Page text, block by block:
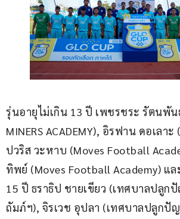
รุ่นอายุไม่เกิน 13 ปี เพชรชระ รัตนพัน
MINERS ACADEMY), อิรฟาน ดอเลา
ปวริส วะหาบ (Moves Football
ทิพย์ (Moves Football Academy) แ
15 ปี ธราธิป ชายเขียว (เทศบาลปลู
ถัมภ์ฯ), จิรเวช อุปลา (เทศบาลปลูกปั